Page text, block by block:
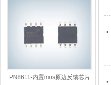
PN8611-内置mos原边反馈芯片